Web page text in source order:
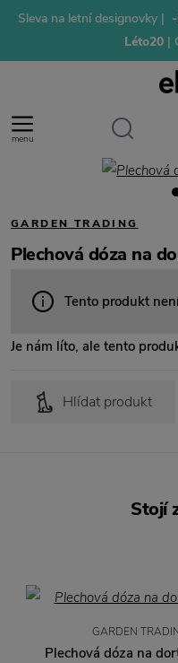
Sleva na letní designovky |
Léto20 |
menu
GARDEN TRADING
Plechová dóza na
Tento produkt
Je nám líto, ale tento
Hlídat produkt
Stojí
GARDEN
Plechová dóza na dort